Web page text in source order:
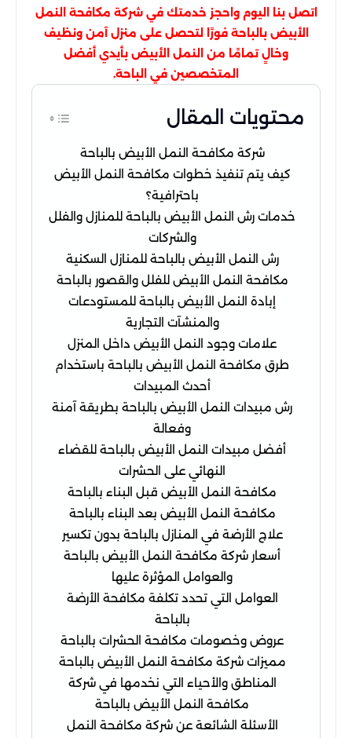
اتصل بنا اليوم واحجز خدمتك في شركة مكافحة النمل
الأبيض بالباحة فورًا لتحصل على منزل آمن ونظيف
وخالٍ تمامًا من النمل الأبيض بأيدي أفضل
المتخصصين في الباحة.
محتويات المقال
شركة مكافحة النمل الأبيض بالباحة
كيف يتم تنفيذ خطوات مكافحة النمل الأبيض
باحترافية؟
خدمات رش النمل الأبيض بالباحة للمنازل والفلل
والشركات
رش النمل الأبيض بالباحة للمنازل السكنية
مكافحة النمل الأبيض للفلل والقصور بالباحة
إبادة النمل الأبيض بالباحة للمستودعات
والمنشآت التجارية
علامات وجود النمل الأبيض داخل المنزل
طرق مكافحة النمل الأبيض بالباحة باستخدام
أحدث المبيدات
رش مبيدات النمل الأبيض بالباحة بطريقة آمنة
وفعالة
أفضل مبيدات النمل الأبيض بالباحة للقضاء
النهائي على الحشرات
مكافحة النمل الأبيض قبل البناء بالباحة
مكافحة النمل الأبيض بعد البناء بالباحة
علاج الأرضة في المنازل بالباحة بدون تكسير
أسعار شركة مكافحة النمل الأبيض بالباحة
والعوامل المؤثرة عليها
العوامل التي تحدد تكلفة مكافحة الأرضة
بالباحة
عروض وخصومات مكافحة الحشرات بالباحة
مميزات شركة مكافحة النمل الأبيض بالباحة
المناطق والأحياء التي نخدمها في شركة
مكافحة النمل الأبيض بالباحة
الأسئلة الشائعة عن شركة مكافحة النمل